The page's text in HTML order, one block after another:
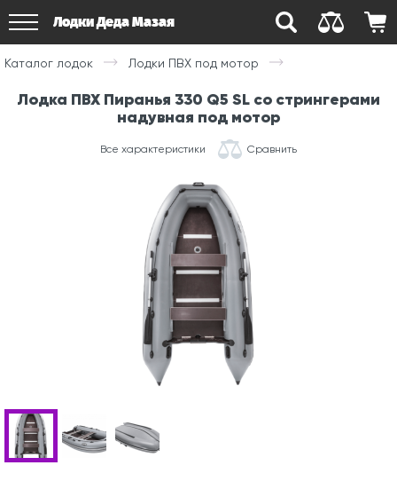
Лодки Деда Мазая
Каталог лодок Лодки ПВХ под мотор
Лодка ПВХ Пиранья 330 Q5 SL со стрингерами
надувная под мотор
Все характеристики Сравнить